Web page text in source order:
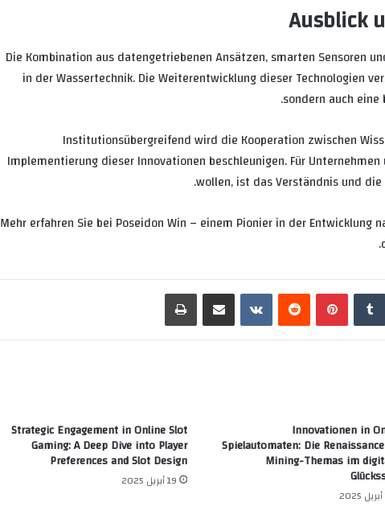
Ausblick
Die Kombination aus datengetriebenen Ansätzen, smarten Sensoren
in der Wassertechnik. Die Weiterentwicklung dieser Technologien
sondern auch
Institutionsübergreifend wird die Kooperation zwischen
Implementierung dieser Innovationen beschleunigen. Für
wollen, ist das Verständnis und
Mehr erfahren Sie bei Poseidon Win – einem Pionier in der Entwicklung
بينتيريست
Innovationen in
Spielautomaten: Die
Mining-Themas im
Strategic Engagement in Online Slot
Gaming: A Deep Dive into Player
Preferences and Slot Design
19 أبريل 2025